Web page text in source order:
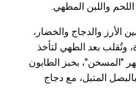
واللبن المطهي.
الأرز والدجاج والخضار،
وتُقلب بعد الطهي لتأخذ
"المسخن"، بخبز الطابون
المتبل، مع دجاج